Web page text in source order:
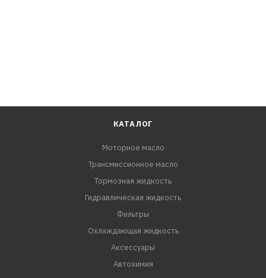
КАТАЛОГ
Моторное масло
Трансмиссионное масло
Тормозная жидкость
Гидравлическая жидкость
Фильтры
Охлаждающая жидкость
Аксессуары
Автохимия